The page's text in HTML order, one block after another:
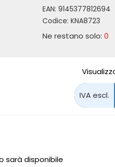
EAN: 9145377812694
Codice: KNA8723
Ne restano solo: 0
sarà disponibile